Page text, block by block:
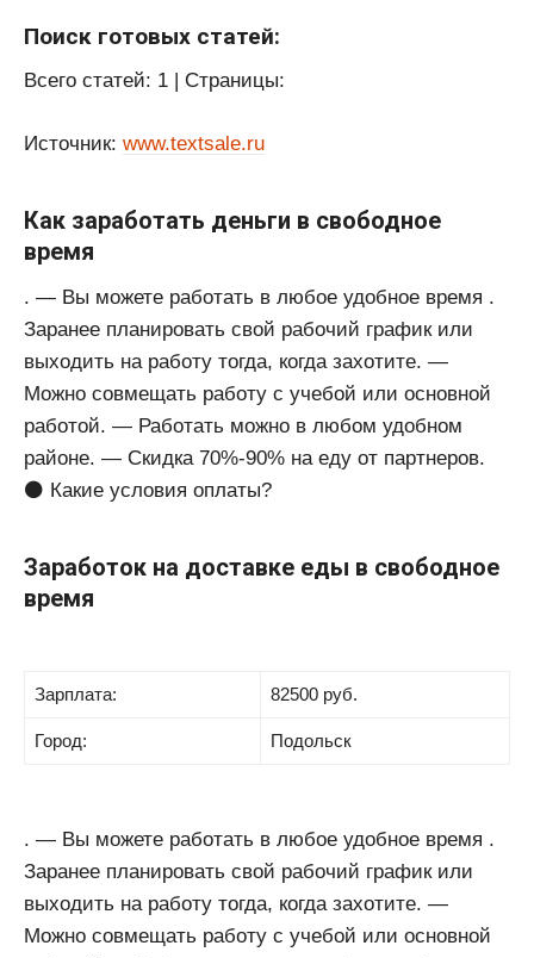
Поиск готовых статей:
Всего статей: 1 | Cтраницы:
Источник: www.textsale.ru
Как заработать деньги в свободное
время
. — Вы можете работать в любое удобное время .
Заранее планировать свой рабочий график или
выходить на работу тогда, когда захотите. —
Можно совмещать работу с учебой или основной
работой. — Работать можно в любом удобном
районе. — Скидка 70%-90% на еду от партнеров.
⚫️ Какие условия оплаты?
Заработок на доставке еды в свободное
время
Зарплата: 82500 руб.
Город: Подольск
. — Вы можете работать в любое удобное время .
Заранее планировать свой рабочий график или
выходить на работу тогда, когда захотите. —
Можно совмещать работу с учебой или основной